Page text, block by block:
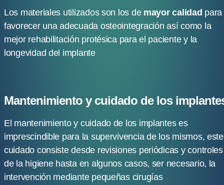
Los materiales utilizados son los de mayor calidad para
favorecer una adecuada osteointegración así como la
mejor rehabilitación protésica para el paciente y la
longevidad del implante
Mantenimiento y cuidado de los
El mantenimiento y cuidado de los implantes es
imprescindible para la supervivencia de los mismos, este
cuidado consiste desde revisiones periódicas y controles
de la higiene hasta en algunos casos, ser necesario, la
intervención mediante pequeñas cirugías